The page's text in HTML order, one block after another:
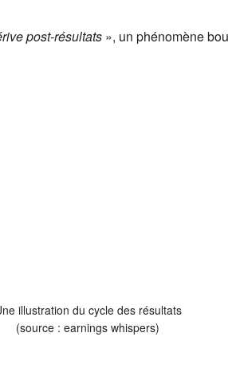
post-résultats », un phénomène
illustration du cycle des résultats
(source : earnings whispers)